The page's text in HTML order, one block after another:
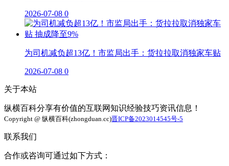
2026-07-08 0
为司机减负超13亿！市监局出手：货拉拉取消独家车贴
2026-07-08 0
关于本站
纵横百科分享有价值的互联网知识经验技巧资讯信息！
Copyright @ 纵横百科(zhongduan.cc)晋ICP备2023014545号-5
联系我们
合作或咨询可通过如下方式：